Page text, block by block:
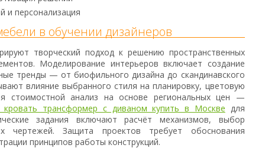
и персонализация
в обучении дизайнеров
творческий подход к решению пространственных
Моделирование интерьеров включает создание
тренды — от биофильного дизайна до скандинавского
влияние выбранного стиля на планировку, цветовую
стоимостной анализ на основе региональных цен —
трансформер с диваном купить в Москве для
задания включают расчёт механизмов, выбор
чертежей. Защита проектов требует обоснования
принципов работы конструкций.